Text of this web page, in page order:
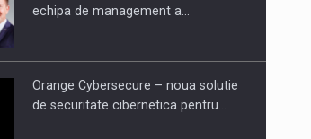
echipa de management a…
Orange Cybersecure – noua solutie
de securitate cibernetica pentru…